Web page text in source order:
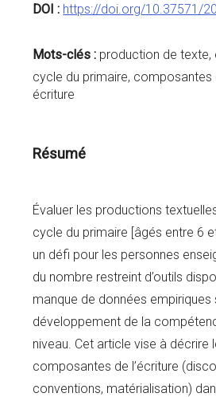
DOI : https://doi.org/10.37571/
Mots-clés : production de texte,
cycle du primaire, composantes
écriture
Résumé
Évaluer les productions
cycle du primaire [âgés entre 6
un défi pour les personnes
du nombre restreint d’outils
manque de données empiriques
développement de la
niveau. Cet article vise à décrire
composantes de l’écriture
conventions, matérialisation)